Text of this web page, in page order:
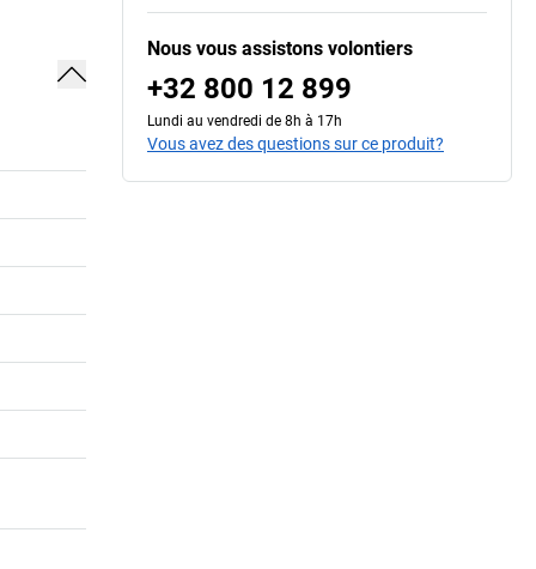
Nous vous assistons volontiers
+32 800 12 899
Lundi au vendredi de 8h à 17h
Vous avez des questions sur ce produit?